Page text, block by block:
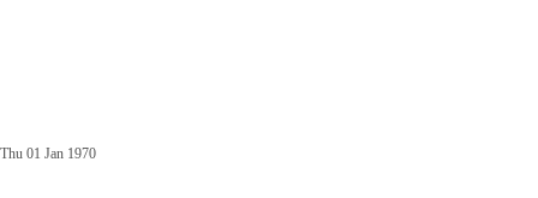
Thu 01 Jan 1970